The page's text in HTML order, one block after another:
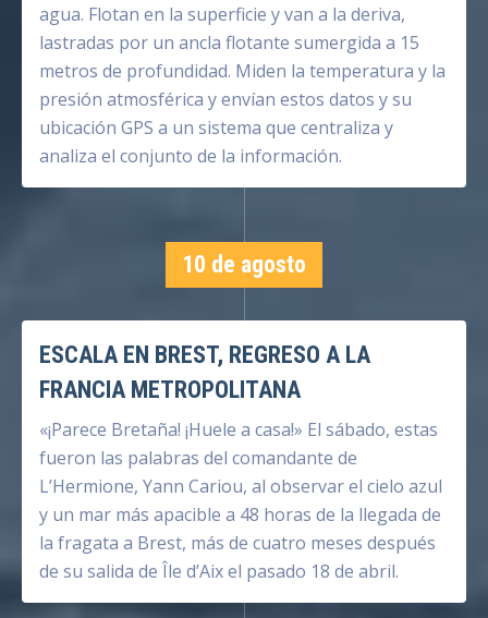
agua. Flotan en la superficie y van a la deriva,
lastradas por un ancla flotante sumergida a 15
metros de profundidad. Miden la temperatura y la
presión atmosférica y envían estos datos y su
ubicación GPS a un sistema que centraliza y
analiza el conjunto de la información.
10 de agosto
ESCALA EN BREST, REGRESO A LA
FRANCIA METROPOLITANA
«¡Parece Bretaña! ¡Huele a casa!» El sábado, estas
fueron las palabras del comandante de
L’Hermione, Yann Cariou, al observar el cielo azul
y un mar más apacible a 48 horas de la llegada de
la fragata a Brest, más de cuatro meses después
de su salida de Île d’Aix el pasado 18 de abril.